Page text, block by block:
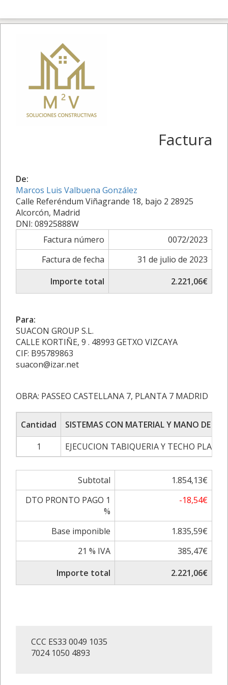
Factura
De:
Marcos Luis Valbuena González
Calle Referéndum Viñagrande 18, bajo 2 28925
Alcorcón, Madrid
DNI: 08925888W
Factura número
0072/2023
Factura de fecha
31 de julio de 2023
Importe total
2.221,06€
Para:
SUACON GROUP S.L.
CALLE KORTIÑE, 9 . 48993 GETXO VIZCAYA
CIF: B95789863
suacon@izar.net
OBRA: PASSEO CASTELLANA 7, PLANTA 7 MADRID
Cantidad
SISTEMAS CON MATERIAL Y MANO DE
1
EJECUCION TABIQUERIA Y TECHO
Subtotal
1.854,13€
DTO PRONTO PAGO 1
%
-18,54€
Base imponible
1.835,59€
21 % IVA
385,47€
Importe total
2.221,06€
CCC ES33 0049 1035
7024 1050 4893